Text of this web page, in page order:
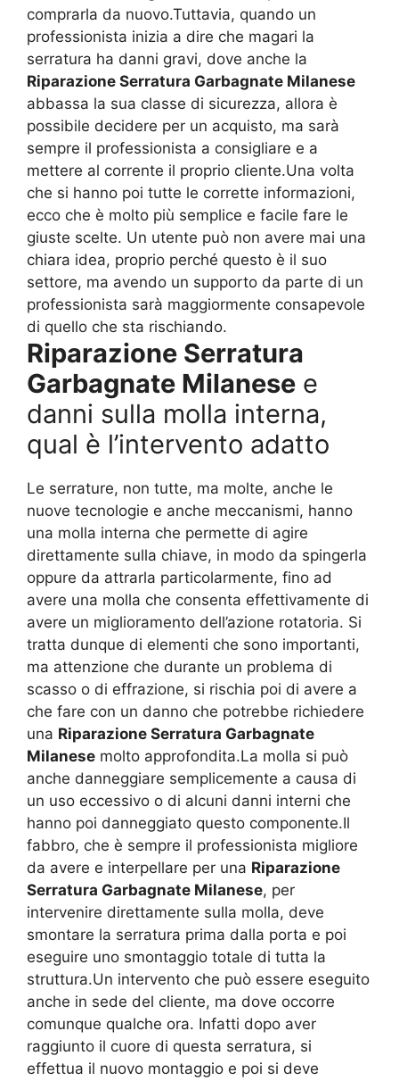
comprarla da nuovo.Tuttavia, quando un
professionista inizia a dire che magari la
serratura ha danni gravi, dove anche la
Riparazione Serratura Garbagnate Milanese
abbassa la sua classe di sicurezza, allora è
possibile decidere per un acquisto, ma sarà
sempre il professionista a consigliare e a
mettere al corrente il proprio cliente.Una volta
che si hanno poi tutte le corrette informazioni,
ecco che è molto più semplice e facile fare le
giuste scelte. Un utente può non avere mai una
chiara idea, proprio perché questo è il suo
settore, ma avendo un supporto da parte di un
professionista sarà maggiormente consapevole
di quello che sta rischiando.
Riparazione Serratura
Garbagnate Milanese e
danni sulla molla interna,
qual è l’intervento adatto
Le serrature, non tutte, ma molte, anche le
nuove tecnologie e anche meccanismi, hanno
una molla interna che permette di agire
direttamente sulla chiave, in modo da spingerla
oppure da attrarla particolarmente, fino ad
avere una molla che consenta effettivamente di
avere un miglioramento dell’azione rotatoria. Si
tratta dunque di elementi che sono importanti,
ma attenzione che durante un problema di
scasso o di effrazione, si rischia poi di avere a
che fare con un danno che potrebbe richiedere
una Riparazione Serratura Garbagnate
Milanese molto approfondita.La molla si può
anche danneggiare semplicemente a causa di
un uso eccessivo o di alcuni danni interni che
hanno poi danneggiato questo componente.Il
fabbro, che è sempre il professionista migliore
da avere e interpellare per una Riparazione
Serratura Garbagnate Milanese, per
intervenire direttamente sulla molla, deve
smontare la serratura prima dalla porta e poi
eseguire uno smontaggio totale di tutta la
struttura.Un intervento che può essere eseguito
anche in sede del cliente, ma dove occorre
comunque qualche ora. Infatti dopo aver
raggiunto il cuore di questa serratura, si
effettua il nuovo montaggio e poi si deve